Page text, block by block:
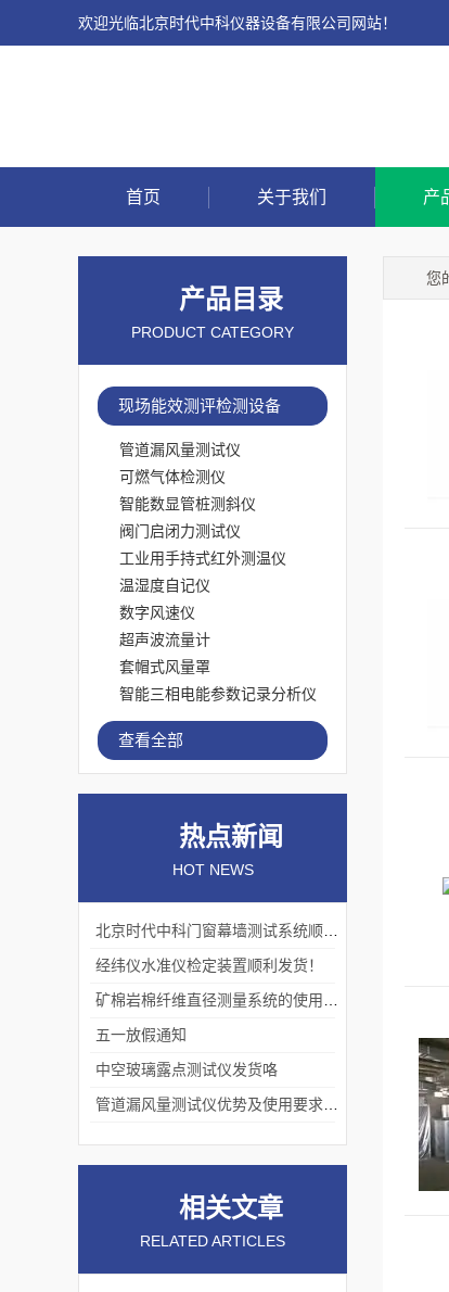
欢迎光临北京时代中科仪器设备有限公司网站！
首页 关于我们 产
产品目录
PRODUCT CATEGORY
现场能效测评检测设备
管道漏风量测试仪
可燃气体检测仪
智能数显管桩测斜仪
阀门启闭力测试仪
工业用手持式红外测温仪
温湿度自记仪
数字风速仪
超声波流量计
套帽式风量罩
智能三相电能参数记录分析仪
查看全部
热点新闻
HOT NEWS
经纬仪水准仪检定装置顺利发货！
五一放假通知
中空玻璃露点测试仪发货咯
相关文章
RELATED ARTICLES
您